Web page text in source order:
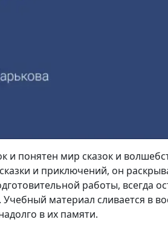
и понятен мир сказок и
и приключений, он
работы, всегда
Учебный материал сливается в
в их памяти.